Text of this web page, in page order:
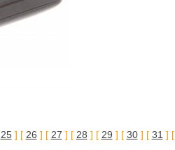
25] [ 26 ] [ 27 ] [ 28 ] [ 29 ] [ 30] [ 31 ] [